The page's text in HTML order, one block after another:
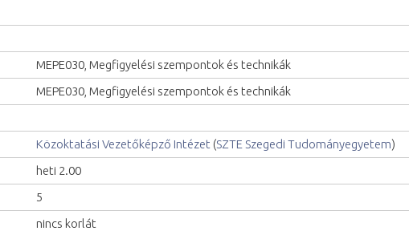
MEPE030, Megfigyelési szempontok és technikák
MEPE030, Megfigyelési szempontok és technikák
Közoktatási Vezetőképző Intézet (SZTE Szegedi Tudományegyetem)
heti 2.00
5
nincs korlát